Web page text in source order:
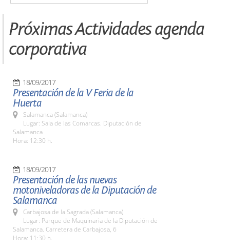
Próximas Actividades agenda
corporativa
18/09/2017
Presentación de la V Feria de la
Huerta
Salamanca (Salamanca)
Lugar: Sala de las Comarcas. Diputación de
Salamanca
Hora: 12:30 h.
18/09/2017
Presentación de las nuevas
motoniveladoras de la Diputación de
Salamanca
Carbajosa de la Sagrada (Salamanca)
Lugar: Parque de Maquinaria de la Diputación de
Salamanca. Carretera de Carbajosa, 6
Hora: 11:30 h.